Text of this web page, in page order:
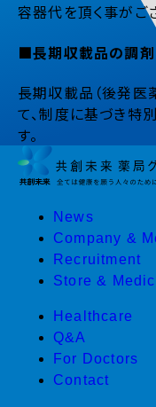
容器代を頂く事がご
■長期収載品の調剤
長期収載品（後発医
て、制度に基づき特
す。
News
Company &
Recruitment
Store &
Healthcare
Q&A
For Doctors
Contact